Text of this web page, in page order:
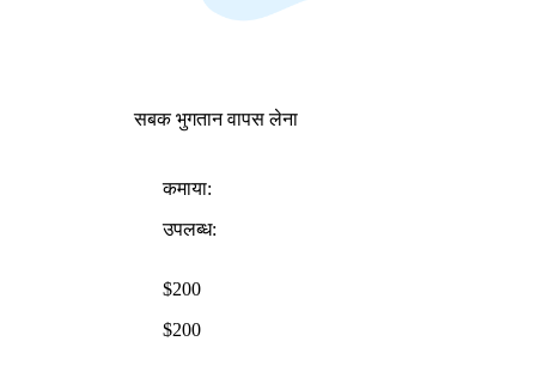
सबक भुगतान वापस लेना
कमाया:
उपलब्ध:
$200
$200